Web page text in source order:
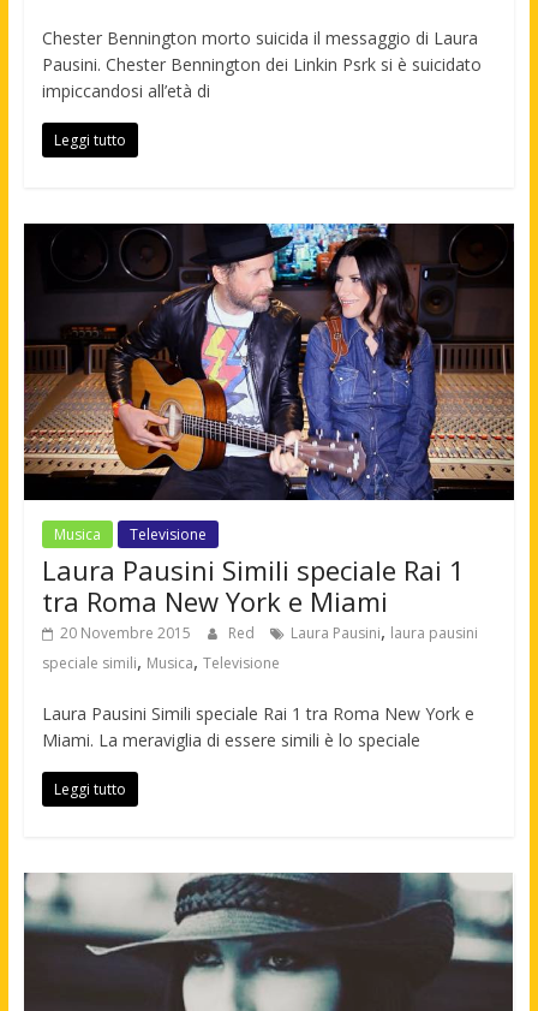
Chester Bennington morto suicida il messaggio di Laura
Pausini. Chester Bennington dei Linkin Psrk si è suicidato
impiccandosi all’età di
Leggi tutto
Musica Televisione
Laura Pausini Simili speciale Rai 1
tra Roma New York e Miami
20 Novembre 2015 Red Laura Pausini, laura pausini
speciale simili, Musica, Televisione
Laura Pausini Simili speciale Rai 1 tra Roma New York e
Miami. La meraviglia di essere simili è lo speciale
Leggi tutto